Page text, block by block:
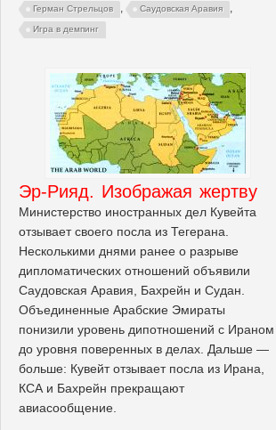
Герман Стрельцов , Саудовская Аравия ,
Игра в демпинг
Эр-Рияд. Изображая жертву
Министерство иностранных дел Кувейта
отзывает своего посла из Тегерана.
Несколькими днями ранее о разрыве
дипломатических отношений объявили
Саудовская Аравия, Бахрейн и Судан.
Объединенные Арабские Эмираты
понизили уровень дипотношений с Ираном
до уровня поверенных в делах. Дальше —
больше: Кувейт отзывает посла из Ирана,
КСА и Бахрейн прекращают
авиасообщение.